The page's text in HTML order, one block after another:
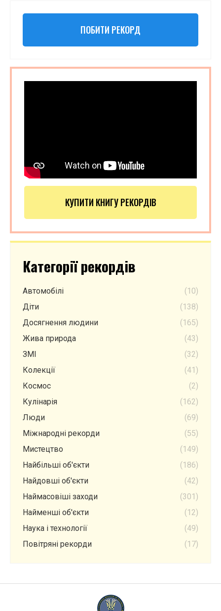
ПОБИТИ РЕКОРД
КУПИТИ КНИГУ РЕКОРДІВ
Категорії рекордів
Автомобілі
(10)
Діти
(138)
Досягнення людини
(165)
Жива природа
(43)
ЗМІ
(32)
Колекції
(41)
Космос
(2)
Кулінарія
(162)
Люди
(69)
Міжнародні рекорди
(55)
Мистецтво
(149)
Найбільші об'єкти
(186)
Найдовші об'єкти
(42)
Наймасовіші заходи
(301)
Найменші об'єкти
(12)
Наука і технології
(49)
Повітряні рекорди
(17)